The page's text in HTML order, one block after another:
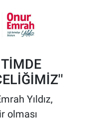
Yıldız,
olması